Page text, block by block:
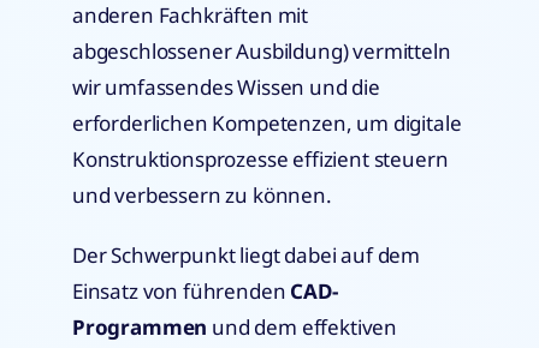
anderen Fachkräften mit
abgeschlossener Ausbildung) vermitteln
wir umfassendes Wissen und die
erforderlichen Kompetenzen, um digitale
Konstruktionsprozesse effizient steuern
und verbessern zu können.
Der Schwerpunkt liegt dabei auf dem
Einsatz von führenden CAD-
Programmen und dem effektiven